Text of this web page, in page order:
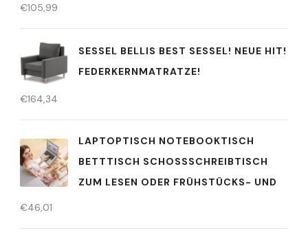
€105,99
SESSEL BELLIS BEST SESSEL! NEUE HIT!
FEDERKERNMATRATZE!
€164,34
LAPTOPTISCH NOTEBOOKTISCH
BETTTISCH SCHOSSSCHREIBTISCH Z
UM LESEN ODER FRÜHSTÜCKS- UND
€46,01